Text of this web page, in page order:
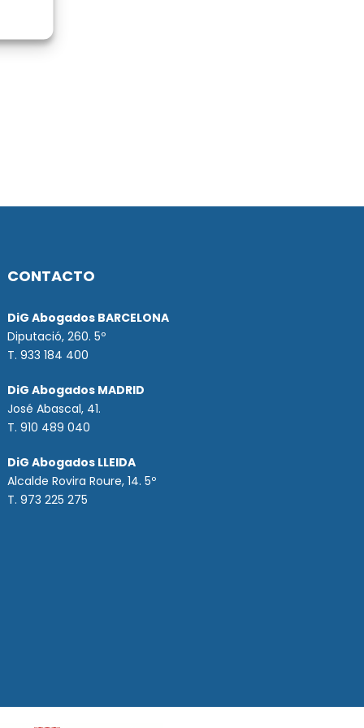
CONTACTO
DiG Abogados BARCELONA
Diputació, 260. 5º
T. 933 184 400
DiG Abogados MADRID
José Abascal, 41.
T.910 489 040
DiG Abogados LLEIDA
Alcalde Rovira Roure, 14. 5º
T. 973 225 275